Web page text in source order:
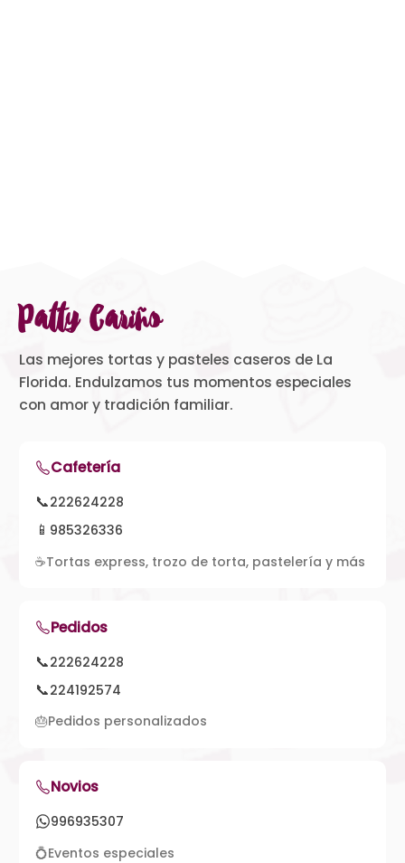
Patty Cariño
Las mejores tortas y pasteles caseros de La
Florida. Endulzamos tus momentos especiales
con amor y tradición familiar.
Cafetería
📞222624228
📱 985326336
☕Tortas express, trozo de torta, pastelería y más
Pedidos
📞222624228
📞224192574
🎂Pedidos personalizados
Novios
996935307
💍Eventos especiales